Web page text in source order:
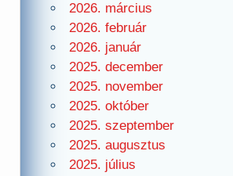
2026. március
2026. február
2026. január
2025. december
2025. november
2025. október
2025. szeptember
2025. augusztus
2025. július